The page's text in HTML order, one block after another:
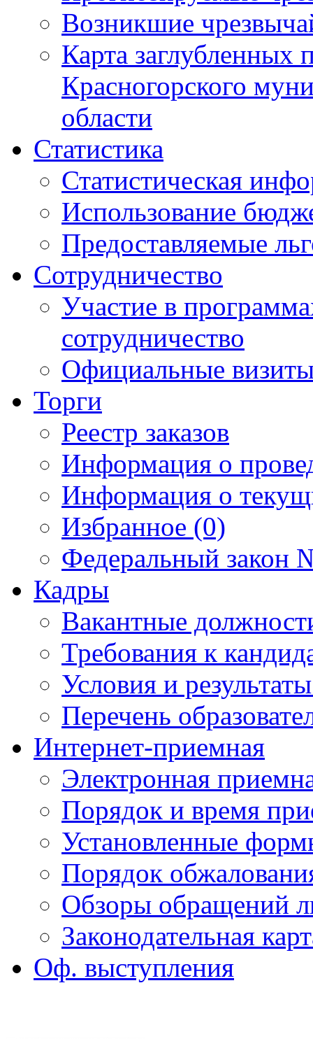
Возникшие
Карта
Красногорского
области
Статистика
Статистическая
Использование
Предоставляемые
Сотрудничество
Участие в
сотрудничество
Официальные
Торги
Реестр заказов
Информация о
Информация о
Избранное (0)
Федеральный закон
Кадры
Вакантные
Требования к
Условия и
Перечень
Интернет-приемная
Электронная
Порядок и время
Установленные
Порядок
Обзоры обращений
Законодательная
Оф. выступления